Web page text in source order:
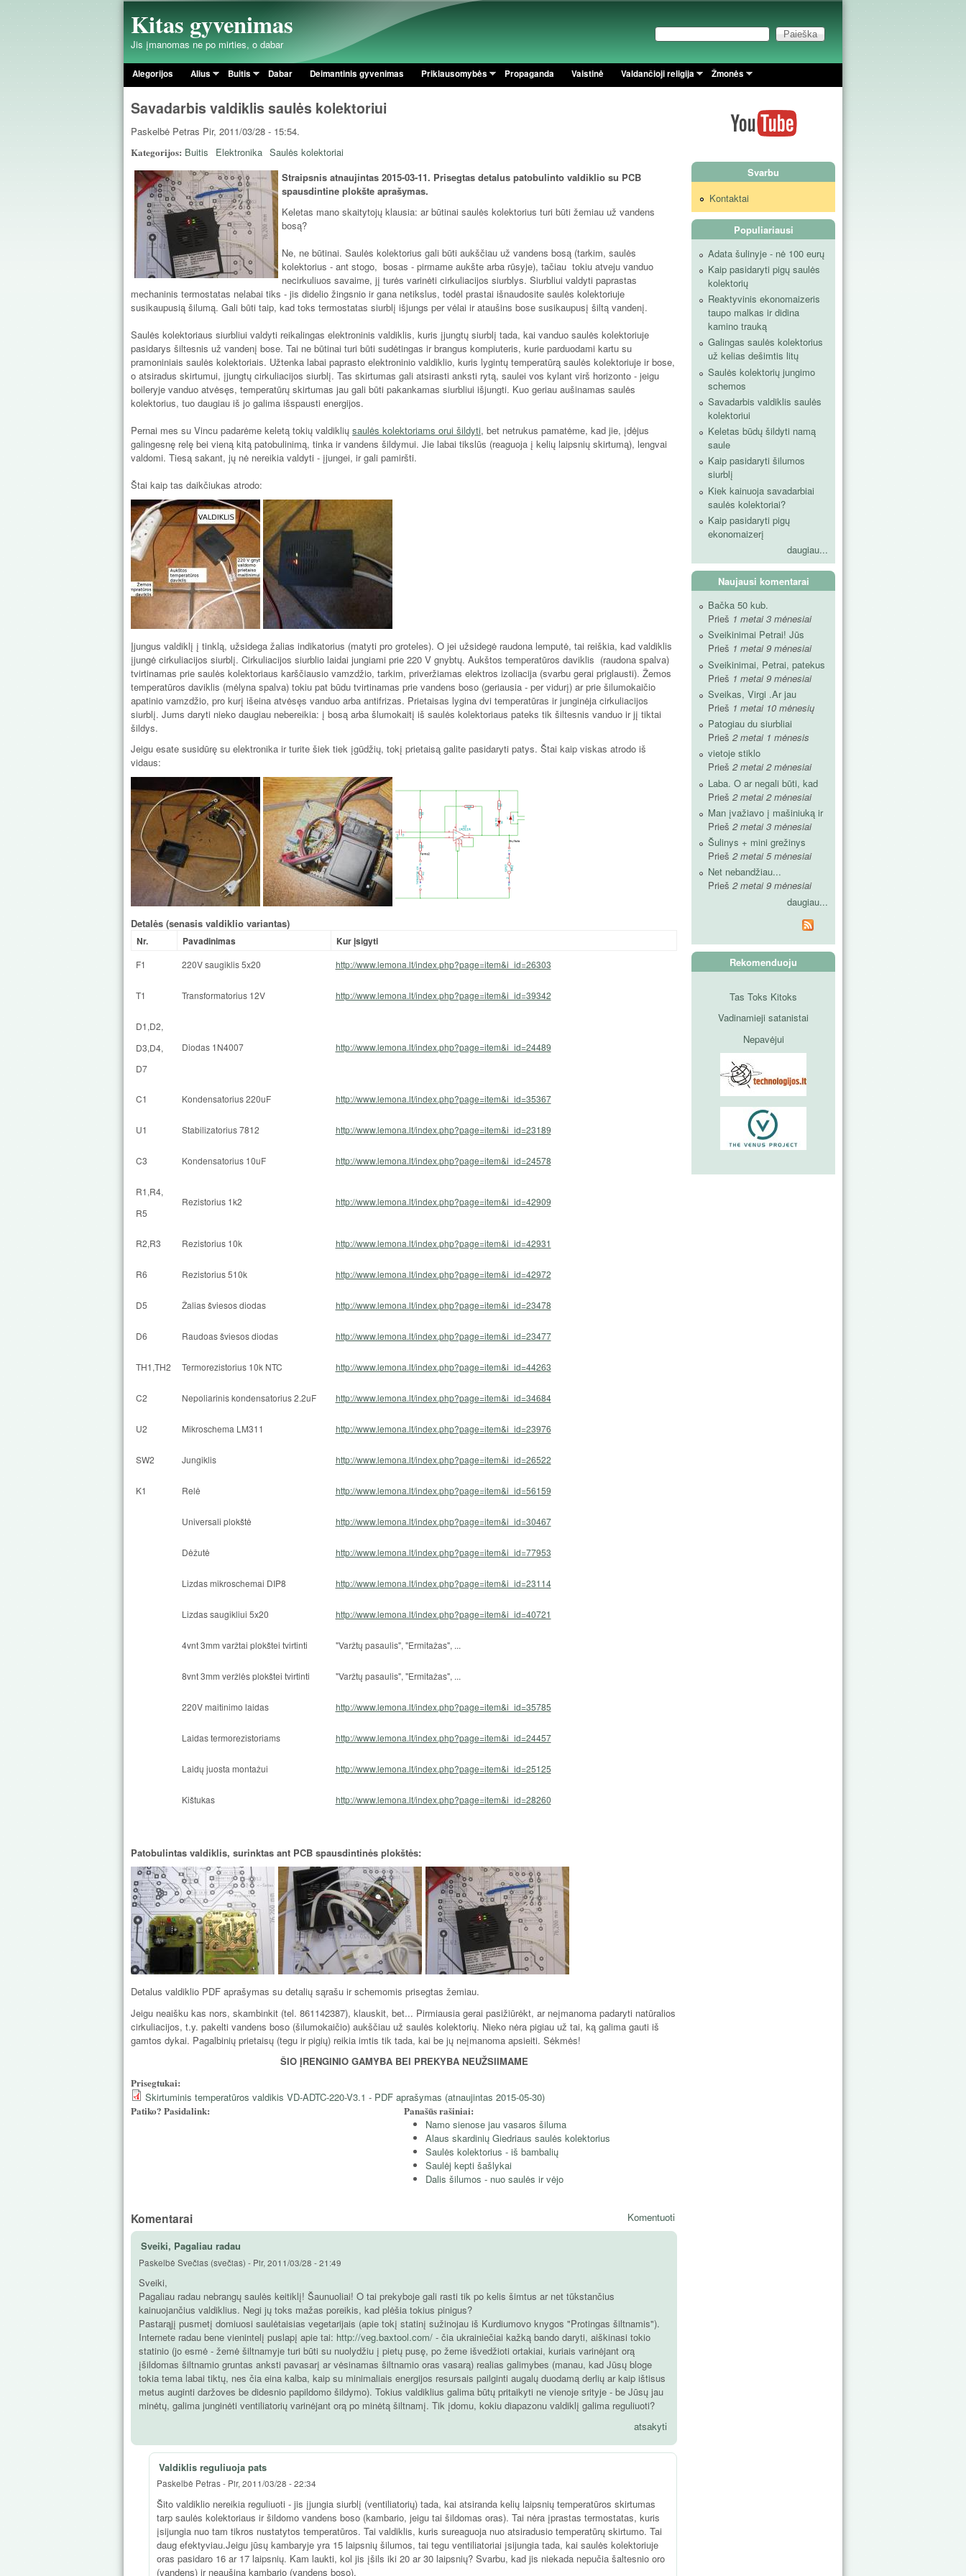
Pereiti į pagrindinį turinį
Kitas gyvenimas
Jis įmanomas ne po mirties, o dabar Paieškos forma
Paieška
Pagrindinis meniu
Alegorijos Alius Buitis Dabar Deimantinis gyvenimas Priklausomybės Propaganda Vaistinė Valdančioji religija Žmonės
Savadarbis valdiklis saulės kolektoriui
Paskelbė Petras Pir, 2011/03/28 - 15:54.
Kategorijos: Buitis Elektronika Saulės kolektoriai
Straipsnis atnaujintas 2015-03-11. Prisegtas detalus patobulinto valdiklio su PCB
spausdintine plokšte aprašymas.
Keletas mano skaitytojų klausia: ar būtinai saulės kolektorius turi būti žemiau už vandens
bosą?
Ne, ne būtinai. Saulės kolektorius gali būti aukščiau už vandens bosą (tarkim, saulės
kolektorius - ant stogo, bosas - pirmame aukšte arba rūsyje), tačiau tokiu atveju vanduo
necirkuliuos savaime, jį turės varinėti cirkuliacijos siurblys. Siurbliui valdyti paprastas
mechaninis termostatas nelabai tiks - jis didelio žingsnio ir gana netikslus, todėl prastai išnaudosite saulės kolektoriuje
susikaupusią šilumą. Gali būti taip, kad toks termostatas siurblį išjungs per vėlai ir ataušins bose susikaupusį šiltą vandenį.
Saulės kolektoriaus siurbliui valdyti reikalingas elektroninis valdiklis, kuris įjungtų siurblį tada, kai vanduo saulės kolektoriuje
pasidarys šiltesnis už vandenį bose. Tai ne būtinai turi būti sudėtingas ir brangus kompiuteris, kurie parduodami kartu su
pramoniniais saulės kolektoriais. Užtenka labai paprasto elektroninio valdiklio, kuris lygintų temperatūrą saulės kolektoriuje ir bose,
o atsiradus skirtumui, įjungtų cirkuliacijos siurblį. Tas skirtumas gali atsirasti anksti rytą, saulei vos kylant virš horizonto - jeigu
boileryje vanduo atvėsęs, temperatūrų skirtumas jau gali būti pakankamas siurbliui išjungti. Kuo geriau aušinamas saulės
kolektorius, tuo daugiau iš jo galima išspausti energijos.
Pernai mes su Vincu padarėme keletą tokių valdiklių saulės kolektoriams orui šildyti, bet netrukus pamatėme, kad jie, įdėjus
galingesnę relę bei vieną kitą patobulinimą, tinka ir vandens šildymui. Jie labai tikslūs (reaguoja į kelių laipsnių skirtumą), lengvai
valdomi. Tiesą sakant, jų nė nereikia valdyti - įjungei, ir gali pamiršti.
Štai kaip tas daikčiukas atrodo:
Įjungus valdiklį į tinklą, užsidega žalias indikatorius (matyti pro groteles). O jei užsidegė raudona lemputė, tai reiškia, kad valdiklis
įjungė cirkuliacijos siurblį. Cirkuliacijos siurblio laidai jungiami prie 220 V gnybtų. Aukštos temperatūros daviklis (raudona spalva)
tvirtinamas prie saulės kolektoriaus karščiausio vamzdžio, tarkim, priveržiamas elektros izoliacija (svarbu gerai priglausti). Žemos
temperatūros daviklis (mėlyna spalva) tokiu pat būdu tvirtinamas prie vandens boso (geriausia - per vidurį) ar prie šilumokaičio
apatinio vamzdžio, pro kurį išeina atvėsęs vanduo arba antifrizas. Prietaisas lygina dvi temperatūras ir junginėja cirkuliacijos
siurblį. Jums daryti nieko daugiau nebereikia: į bosą arba šlumokaitį iš saulės kolektoriaus pateks tik šiltesnis vanduo ir jį tiktai
šildys.
Jeigu esate susidūrę su elektronika ir turite šiek tiek įgūdžių, tokį prietaisą galite pasidaryti patys. Štai kaip viskas atrodo iš
vidaus:
Detalės (senasis valdiklio variantas)
Nr. Pavadinimas Kur įsigyti
F1 220V saugiklis 5x20 http://www.lemona.lt/index.php?page=item&i_id=26303
T1 Transformatorius 12V http://www.lemona.lt/index.php?page=item&i_id=39342
D1,D2,
D3,D4,
D7
Diodas 1N4007 http://www.lemona.lt/index.php?page=item&i_id=24489
C1 Kondensatorius 220uF http://www.lemona.lt/index.php?page=item&i_id=35367
U1 Stabilizatorius 7812 http://www.lemona.lt/index.php?page=item&i_id=23189
C3 Kondensatorius 10uF http://www.lemona.lt/index.php?page=item&i_id=24578
R1,R4,
R5
Rezistorius 1k2 http://www.lemona.lt/index.php?page=item&i_id=42909
R2,R3 Rezistorius 10k http://www.lemona.lt/index.php?page=item&i_id=42931
R6 Rezistorius 510k http://www.lemona.lt/index.php?page=item&i_id=42972
D5 Žalias šviesos diodas http://www.lemona.lt/index.php?page=item&i_id=23478
D6 Raudoas šviesos diodas http://www.lemona.lt/index.php?page=item&i_id=23477
TH1,TH2 Termorezistorius 10k NTC http://www.lemona.lt/index.php?page=item&i_id=44263
C2 Nepoliarinis kondensatorius 2.2uF http://www.lemona.lt/index.php?page=item&i_id=34684
U2 Mikroschema LM311 http://www.lemona.lt/index.php?page=item&i_id=23976
SW2 Jungiklis http://www.lemona.lt/index.php?page=item&i_id=26522
K1 Relė http://www.lemona.lt/index.php?page=item&i_id=56159
Universali plokštė http://www.lemona.lt/index.php?page=item&i_id=30467
Dėžutė http://www.lemona.lt/index.php?page=item&i_id=77953
Lizdas mikroschemai DIP8 http://www.lemona.lt/index.php?page=item&i_id=23114
Lizdas saugikliui 5x20 http://www.lemona.lt/index.php?page=item&i_id=40721
4vnt 3mm varžtai plokštei tvirtinti "Varžtų pasaulis", "Ermitažas", ...
8vnt 3mm veržlės plokštei tvirtinti "Varžtų pasaulis", "Ermitažas", ...
220V maitinimo laidas http://www.lemona.lt/index.php?page=item&i_id=35785
Laidas termorezistoriams http://www.lemona.lt/index.php?page=item&i_id=24457
Laidų juosta montažui http://www.lemona.lt/index.php?page=item&i_id=25125
Kištukas http://www.lemona.lt/index.php?page=item&i_id=28260
Patobulintas valdiklis, surinktas ant PCB spausdintinės plokštės:
Detalus valdiklio PDF aprašymas su detalių sąrašu ir schemomis prisegtas žemiau.
Jeigu neaišku kas nors, skambinkit (tel. 861142387), klauskit, bet... Pirmiausia gerai pasižiūrėkt, ar neįmanoma padaryti natūralios
cirkuliacijos, t.y. pakelti vandens boso (šilumokaičio) aukščiau už saulės kolektorių. Nieko nėra pigiau už tai, ką galima gauti iš
gamtos dykai. Pagalbinių prietaisų (tegu ir pigių) reikia imtis tik tada, kai be jų neįmanoma apsieiti. Sėkmės!
ŠIO ĮRENGINIO GAMYBA BEI PREKYBA NEUŽSIIMAME
Prisegtukai:
Skirtuminis temperatūros valdikis VD-ADTC-220-V3.1 - PDF aprašymas (atnaujintas 2015-05-30)
Patiko? Pasidalink:
Panašūs rašiniai:
Namo sienose jau vasaros šiluma
Alaus skardinių Giedriaus saulės kolektorius
Saulės kolektorius - iš bambalių
Saulėj kepti šašlykai
Dalis šilumos - nuo saulės ir vėjo
Komentuoti
Komentarai
Sveiki, Pagaliau radau
Paskelbė Svečias (svečias) - Pir, 2011/03/28 - 21:49
Sveiki,
Pagaliau radau nebrangų saulės keitiklį! Šaunuoliai! O tai prekyboje gali rasti tik po kelis šimtus ar net tūkstančius
kainuojančius valdiklius. Negi jų toks mažas poreikis, kad plėšia tokius pinigus?
Pastarąjį pusmetį domiuosi saulėtaisias vegetarijais (apie tokį statinį sužinojau iš Kurdiumovo knygos "Protingas šiltnamis").
Internete radau bene vienintelį puslapį apie tai: http://veg.baxtool.com/ - čia ukrainiečiai kažką bando daryti, aiškinasi tokio
statinio (jo esmė - žemė šiltnamyje turi būti su nuolydžiu į pietų pusę, po žeme išvedžioti ortakiai, kuriais varinėjant orą
įšildomas šiltnamio gruntas anksti pavasarį ar vėsinamas šiltnamio oras vasarą) realias galimybes (manau, kad Jūsų bloge
tokia tema labai tiktų, nes čia eina kalba, kaip su minimaliais energijos resursais pailginti augalų duodamą derlių ar kaip ištisus
metus auginti daržoves be didesnio papildomo šildymo). Tokius valdiklius galima būtų pritaikyti ne vienoje srityje - be Jūsų jau
minėtų, galima junginėti ventiliatorių varinėjant orą po minėtą šiltnamį. Tik įdomu, kokiu diapazonu valdiklį galima reguliuoti?
atsakyti
Valdiklis reguliuoja pats
Paskelbė Petras- Pir, 2011/03/28 - 22:34
Šito valdiklio nereikia reguliuoti - jis įjungia siurblį (ventiliatorių) tada, kai atsiranda kelių laipsnių temperatūros skirtumas
tarp saulės kolektoriaus ir šildomo vandens boso (kambario, jeigu tai šildomas oras). Tai nėra įprastas termostatas, kuris
įsijungia nuo tam tikros nustatytos temperatūros. Tai valdiklis, kuris sureaguoja nuo atsiradusio temperatūrų skirtumo. Tai
daug efektyviau.Jeigu jūsų kambaryje yra 15 laipsnių šilumos, tai tegu ventiliatoriai įsijungia tada, kai saulės kolektoriuje
oras pasidaro 16 ar 17 laipsnių. Kam laukti, kol jis įšils iki 20 ar 30 laipsnių? Svarbu, kad jis niekada nepučia šaltesnio oro
(vandens) ir neaušina kambario (vandens boso).
Svarbu
Kontaktai
Populiariausi
Adata šulinyje - nė 100 eurų
Kaip pasidaryti pigų saulės
kolektorių
Reaktyvinis ekonomaizeris
taupo malkas ir didina
kamino trauką
Galingas saulės kolektorius
už kelias dešimtis litų
Saulės kolektorių jungimo
schemos
Savadarbis valdiklis saulės
kolektoriui
Keletas būdų šildyti namą
saule
Kaip pasidaryti šilumos
siurblį
Kiek kainuoja savadarbiai
saulės kolektoriai?
Kaip pasidaryti pigų
ekonomaizerį
daugiau...
Naujausi komentarai
Bačka 50 kub.
Prieš 1 metai 3 mėnesiai
Sveikinimai Petrai! Jūs
Prieš 1 metai 9 mėnesiai
Sveikinimai, Petrai, patekus
Prieš 1 metai 9 mėnesiai
Sveikas, Virgi .Ar jau
Prieš 1 metai 10 mėnesių
Patogiau du siurbliai
Prieš 2 metai 1 mėnesis
vietoje stiklo
Prieš 2 metai 2 mėnesiai
Laba. O ar negali būti, kad
Prieš 2 metai 2 mėnesiai
Man įvažiavo į mašiniuką ir
Prieš 2 metai 3 mėnesiai
Šulinys + mini grežinys
Prieš 2 metai 5 mėnesiai
Net nebandžiau...
Prieš 2 metai 9 mėnesiai
daugiau...
Rekomenduoju
Tas Toks Kitoks
Vadinamieji satanistai
Nepavėjui